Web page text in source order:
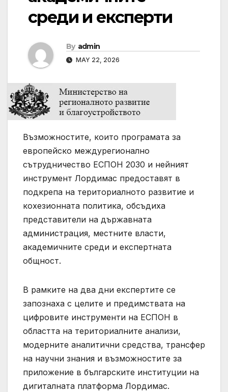
среди и експерти
By admin
MAY 22, 2026
Възможностите, които програмата за
европейско междурегионално
сътрудничество ЕСПОН 2030 и нейният
инструмент Лордимас предоставят в
подкрепа на териториалното развитие и
кохезионната политика, обсъдиха
представители на държавната
администрация, местните власти,
академичните среди и експертната
общност.
В рамките на два дни експертите се
запознаха с целите и предимствата на
цифровите инструменти на ЕСПОН в
областта на териториалните анализи,
модерните аналитични средства, трансфер
на научни знания и възможностите за
приложение в българските институции на
дигиталната платформа Лордимас.